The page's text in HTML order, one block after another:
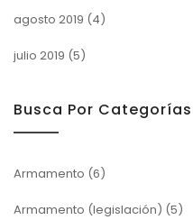
agosto 2019 (4)
julio 2019 (5)
Busca Por Categorías
Armamento (6)
Armamento (legislación) (5)